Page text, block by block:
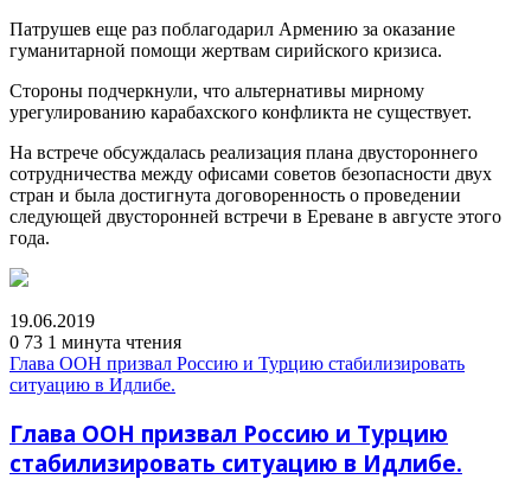
Патрушев еще раз поблагодарил Армению за оказание
гуманитарной помощи жертвам сирийского кризиса.
Стороны подчеркнули, что альтернативы мирному
урегулированию карабахского конфликта не существует.
На встрече обсуждалась реализация плана двустороннего
сотрудничества между офисами советов безопасности двух
стран и была достигнута договоренность о проведении
следующей двусторонней встречи в Ереване в августе этого
года.
19.06.2019
0 73 1 минута чтения
Глава ООН призвал Россию и Турцию стабилизировать
ситуацию в Идлибе.
Глава ООН призвал Россию и Турцию
стабилизировать ситуацию в Идлибе.